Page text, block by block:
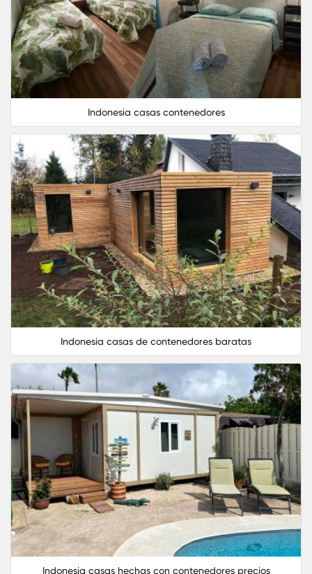
Indonesia casas contenedores
Indonesia casas de contenedores baratas
Indonesia casas hechas con contenedores precios